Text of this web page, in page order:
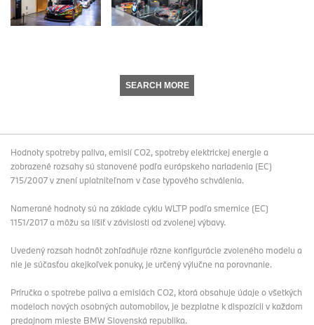
SEARCH MORE
Hodnoty spotreby paliva, emisií CO2, spotreby elektrickej energie a
zobrazené rozsahy sú stanovené podľa európskeho nariadenia (EC)
715/2007 v znení uplatniteľnom v čase typového schválenia.
Namerané hodnoty sú na základe cyklu WLTP podľa smernice (EC)
1151/2017 a môžu sa líšiť v závislosti od zvolenej výbavy.
Uvedený rozsah hodnôt zohľadňuje rôzne konfigurácie zvoleného modelu a
nie je súčasťou akejkoľvek ponuky, je určený výlučne na porovnanie.
Príručka o spotrebe paliva a emisiách CO2, ktorá obsahuje údaje o všetkých
modeloch nových osobných automobilov, je bezplatne k dispozícii v každom
predajnom mieste BMW Slovenská republika.